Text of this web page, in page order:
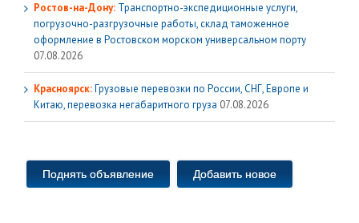
Ростов-на-Дону: Транспортно-экспедиционные услуги,
погрузочно-разгрузочные работы, склад таможенное
оформление в Ростовском морском универсальном порту
07.08.2026
Красноярск:Грузовые перевозки по России, СНГ, Европе и
Китаю, перевозка негабаритного груза 07.08.2026
Поднять объявление Добавить новое